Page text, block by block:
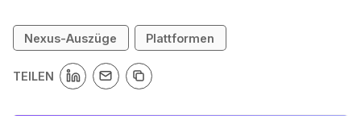
Nexus-Auszüge Plattformen
TEILEN